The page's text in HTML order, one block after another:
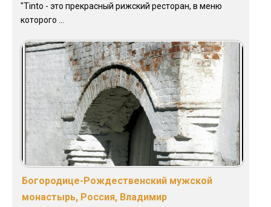
"Tinto - это прекрасный рижский ресторан, в меню
которого ...
Богородице-Рождественский мужской
монастырь, Россия, Владимир